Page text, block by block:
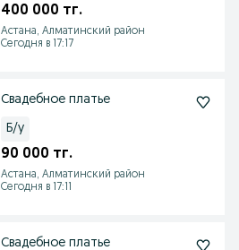
400 000 тг.
Астана, Алматинский район
Сегодня в 17:17
Свадебное платье
Б/у
90 000 тг.
Астана, Алматинский район
Сегодня в 17:11
Свадебное платье